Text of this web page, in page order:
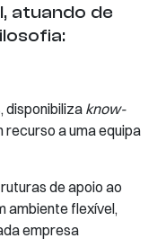
atuando de
disponibilizaknow-
a uma equipa
de apoio ao
ambiente flexível,
empresa